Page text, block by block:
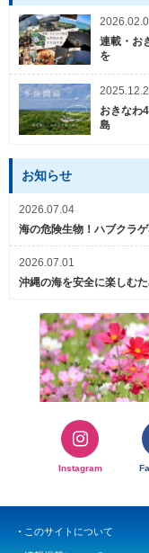
連載・お
を
おきなわ
島
お知らせ
2026.07.04
海の危険生物！ハブクラ
2026.07.01
沖縄の海を安全に楽しむ
Instagram
このサイトについて